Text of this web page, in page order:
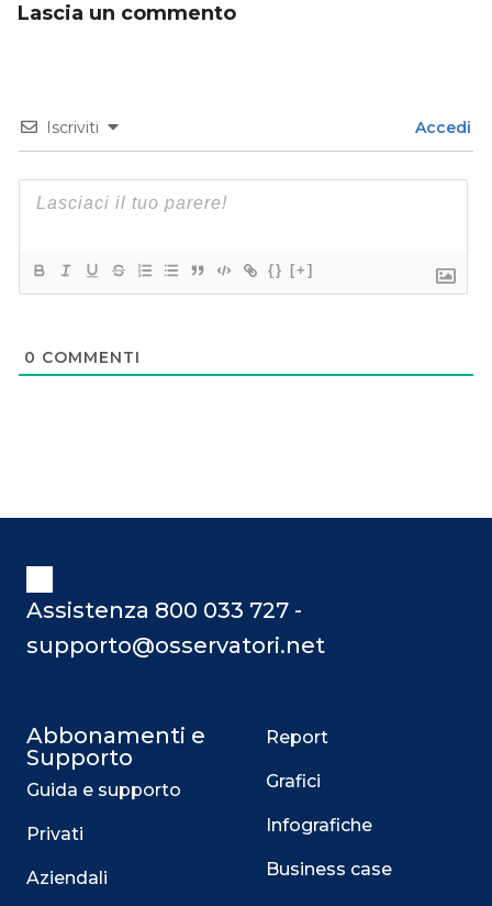
Lascia un commento
Iscriviti Accedi
{} [+]
0 COMMENTI
Assistenza 800 033 727 -
supporto@osservatori.net
Abbonamenti e
Supporto
Guida e supporto
Privati
Aziendali
Report
Grafici
Infografiche
Business case